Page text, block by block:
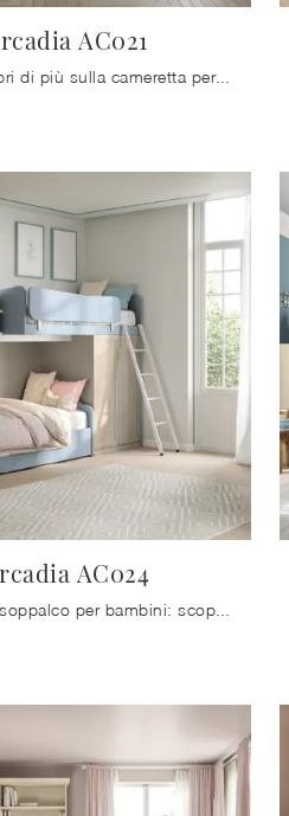
AC021
Clicca e scopri di più sulla cameretta per bambine Arcadia AC021! Le Camerette a soppalco Colombini Casa ti aspettano.
AC024